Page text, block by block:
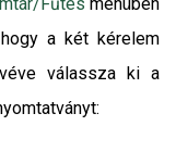
a két kérelem
válassza ki a